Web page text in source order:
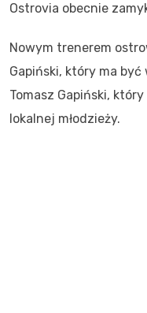
Ostrovia obecnie
Nowym trenerem
Gapiński, który ma
Tomasz Gapiński,
lokalnej młodzieży.